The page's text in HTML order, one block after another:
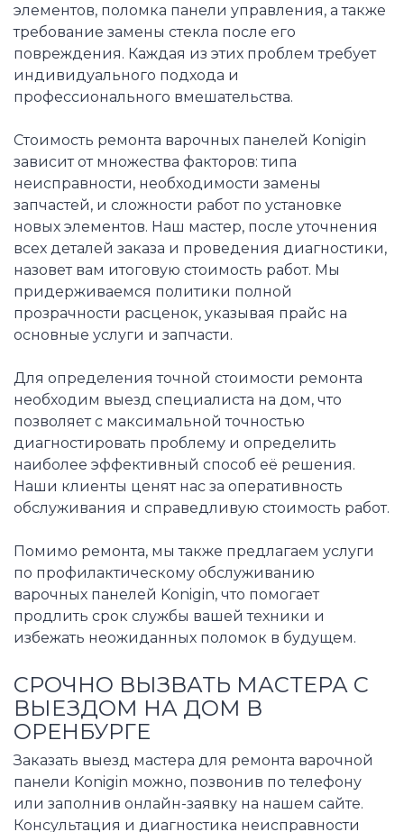
элементов, поломка панели управления, а также
требование замены стекла после его
повреждения. Каждая из этих проблем требует
индивидуального подхода и
профессионального вмешательства.
Стоимость ремонта варочных панелей Konigin
зависит от множества факторов: типа
неисправности, необходимости замены
запчастей, и сложности работ по установке
новых элементов. Наш мастер, после уточнения
всех деталей заказа и проведения диагностики,
назовет вам итоговую стоимость работ. Мы
придерживаемся политики полной
прозрачности расценок, указывая прайс на
основные услуги и запчасти.
Для определения точной стоимости ремонта
необходим выезд специалиста на дом, что
позволяет с максимальной точностью
диагностировать проблему и определить
наиболее эффективный способ её решения.
Наши клиенты ценят нас за оперативность
обслуживания и справедливую стоимость работ.
Помимо ремонта, мы также предлагаем услуги
по профилактическому обслуживанию
варочных панелей Konigin, что помогает
продлить срок службы вашей техники и
избежать неожиданных поломок в будущем.
СРОЧНО ВЫЗВАТЬ МАСТЕРА С
ВЫЕЗДОМ НА ДОМ В
ОРЕНБУРГЕ
Заказать выезд мастера для ремонта варочной
панели Konigin можно, позвонив по телефону
или заполнив онлайн-заявку на нашем сайте.
Консультация и диагностика неисправности